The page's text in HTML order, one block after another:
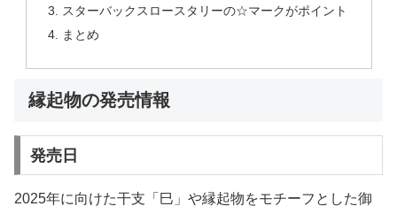
スターバックスロースタリーの☆マークがポイント
まとめ
縁起物の発売情報
発売日
2025年に向けた干支「巳」や縁起物をモチーフとした御